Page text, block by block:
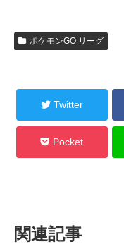
ポケモンGO リーグ
Twitter
Pocket
関連記事